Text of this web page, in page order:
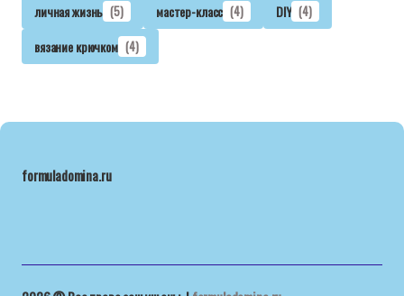
личная жизнь (5) мастер-класс (4) DIY (4)
вязание крючком (4)
formuladomina.ru